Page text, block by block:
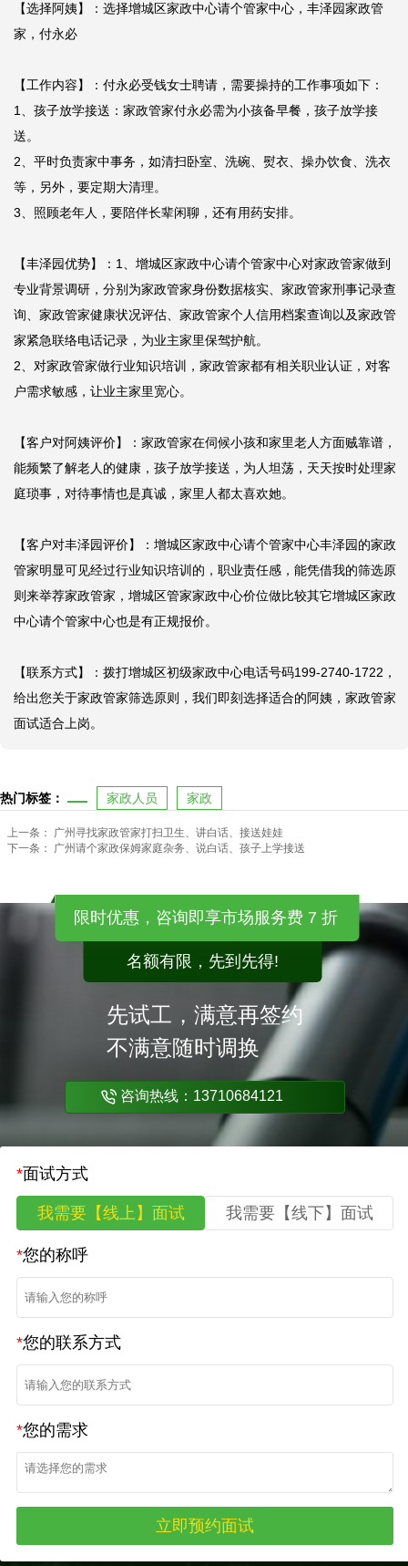
【选择阿姨】：选择增城区家政中心请个管家中心，丰泽园家政管
家，付永必
【工作内容】：付永必受钱女士聘请，需要操持的工作事项如下：
1、孩子放学接送：家政管家付永必需为小孩备早餐，孩子放学接
送。
2、平时负责家中事务，如清扫卧室、洗碗、熨衣、操办饮食、洗衣
等，另外，要定期大清理。
3、照顾老年人，要陪伴长辈闲聊，还有用药安排。
【丰泽园优势】：1、增城区家政中心请个管家中心对家政管家做到
专业背景调研，分别为家政管家身份数据核实、家政管家刑事记录查
询、家政管家健康状况评估、家政管家个人信用档案查询以及家政管
家紧急联络电话记录，为业主家里保驾护航。
2、对家政管家做行业知识培训，家政管家都有相关职业认证，对客
户需求敏感，让业主家里宽心。
【客户对阿姨评价】：家政管家在伺候小孩和家里老人方面贼靠谱，
能频繁了解老人的健康，孩子放学接送，为人坦荡，天天按时处理家
庭琐事，对待事情也是真诚，家里人都太喜欢她。
【客户对丰泽园评价】：增城区家政中心请个管家中心丰泽园的家政
管家明显可见经过行业知识培训的，职业责任感，能凭借我的筛选原
则来举荐家政管家，增城区管家家政中心价位做比较其它增城区家政
中心请个管家中心也是有正规报价。
【联系方式】：拨打增城区初级家政中心电话号码199-2740-1722，
给出您关于家政管家筛选原则，我们即刻选择适合的阿姨，家政管家
面试适合上岗。
热门标签： 家政人员 家政
上一条：
广州寻找家政管家打扫卫生、讲白话、接送娃娃
下一条：
广州请个家政保姆家庭杂务、说白话、孩子上学接送
限时优惠，咨询即享市场服务费 7 折
名额有限，先到先得!
先试工，满意再签约
不满意随时调换
咨询热线：13710684121
*面试方式
我需要【线上】面试 我需要【线下】面试
*您的称呼
*您的联系方式
*您的需求